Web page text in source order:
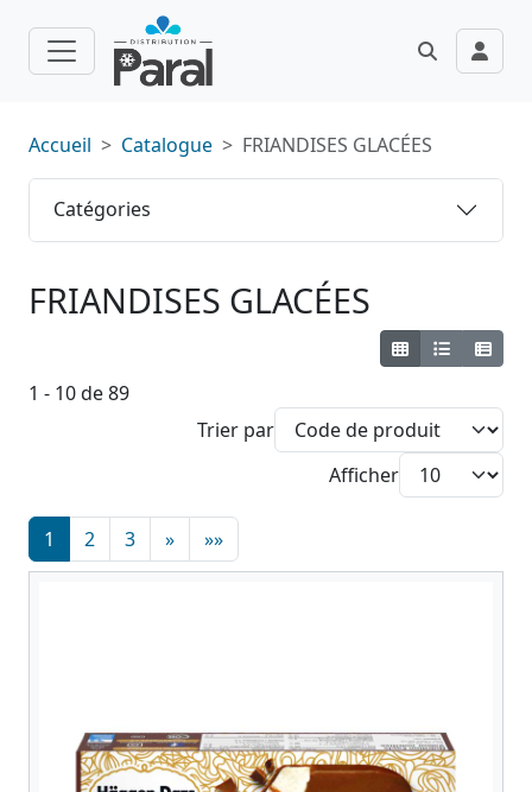
Catégories
Accueil Catalogue FRIANDISES GLACÉES
FRIANDISES GLACÉES
1 - 10 de 89
Trier par
Afficher
1 2 3 » »»